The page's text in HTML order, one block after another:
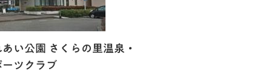
い公園 さくらの里温泉・
ツクラブ